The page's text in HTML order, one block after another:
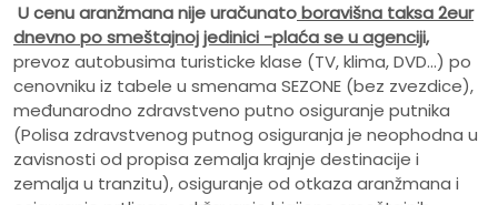
U cenu aranžmana nije uračunatoboravišna taksa 2eur
dnevno po smeštajnoj jedinici -plaća se u agenciji,
prevoz autobusima turisticke klase (TV, klima, DVD...) po
cenovniku iz tabele u smenama SEZONE (bez zvezdice),
međunarodno zdravstveno putno osiguranje putnika
(Polisa zdravstvenog putnog osiguranja je neophodna u
zavisnosti od propisa zemalja krajnje destinacije i
zemalja u tranzitu), osiguranje od otkaza aranžmana i